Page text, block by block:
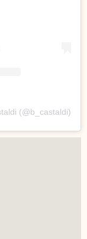
(@b_castaldi)